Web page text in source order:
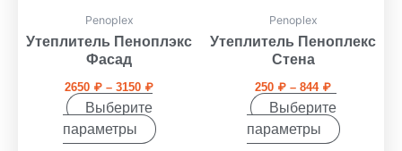
Penoplex
Утеплитель Пеноплэкс
Фасад
2650 ₽ – 3150 ₽
Выберите
параметры
имеет
несколько
вариаций.
можно
выбрать
на
Penoplex
Утеплитель Пеноплекс
Стена
250 ₽ – 844 ₽
Выберите
параметры
имеет
несколько
вариаций.
можно
выбрать
на